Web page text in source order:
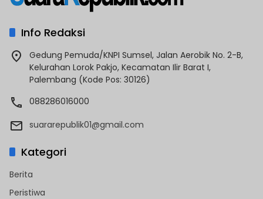
Info Redaksi
Gedung Pemuda/KNPI Sumsel, Jalan Aerobik No. 2-B,
Kelurahan Lorok Pakjo, Kecamatan Ilir Barat I,
Palembang (Kode Pos: 30126)
088286016000
suararepublik01@gmail.com
Kategori
Berita
Peristiwa